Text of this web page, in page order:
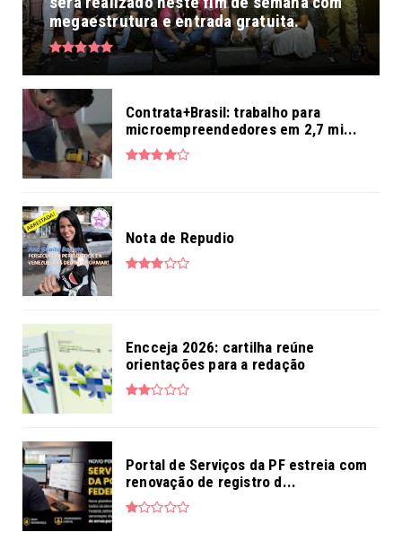
megaestrutura e entrada gratuita.
Contrata+Brasil: trabalho para
microempreendedores em 2,7 mi...
Nota de Repudio
Encceja 2026: cartilha reúne
orientações para a redação
Portal de Serviços da PF estreia com
renovação de registro d...